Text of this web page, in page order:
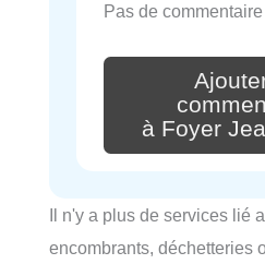
Pas de commentaire
à Foyer
Il n'y a plus de services lié
encombrants, déchetteries